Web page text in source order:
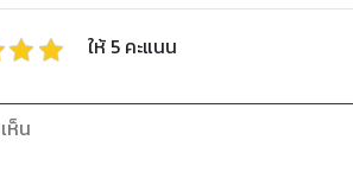
ให้ 5 คะแนน